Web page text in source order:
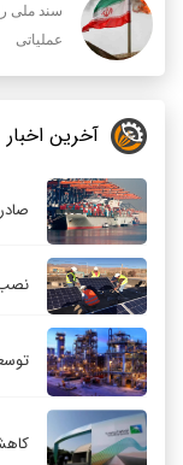
سند ملی
عملیاتی
آخرین اخبار
صادرات
نصب